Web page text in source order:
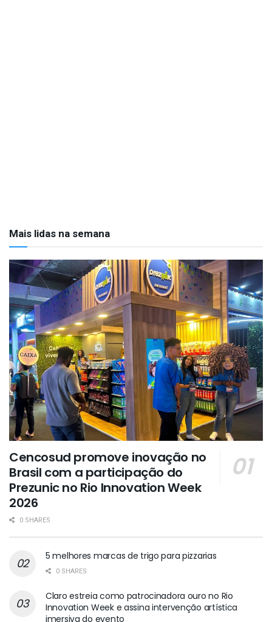
Mais lidas na semana
Cencosud promove inovação no
Brasil com a participação do
Prezunic no Rio Innovation Week
2026
0 SHARES
5 melhores marcas de trigo para pizzarias
0 SHARES
Claro estreia como patrocinadora ouro no Rio
Innovation Week e assina intervenção artística
imersiva do evento